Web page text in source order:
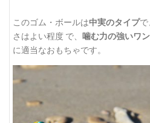
このゴム・ボールは中実のタイプで
さはよい程度 で、 噛む力の強いワ
に適当なおもちゃです。